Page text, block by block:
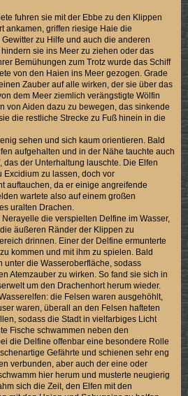
fuhren sie mit der Ebbe zu den Klippen
ankamen, griffen riesige Haie die
zu Hilfe und auch die anderen
sie ins Meer zu ziehen oder das
Bemühungen zum Trotz wurde das Schiff
von den Haien ins Meer gezogen. Grade
Zauber auf alle wirken, der sie über das
dem Meer ziemlich verängstigte Wölfin
von Aiden dazu zu bewegen, das sinkende
die restliche Strecke zu Fuß hinein in die
sehen und sich kaum orientieren. Bald
aufgehalten und in der Nähe tauchte auch
der Unterhaltung lauschte. Die Elfen
zu lassen, doch vor
auftauchen, da er einige angreifende
wartete also auf einem großen
uralten Drachen.
die verspielten Delfine im Wasser,
äußeren Ränder der Klippen zu
drinnen. Einer der Delfine ermunterte
kommen und mit ihm zu spielen. Bald
unter die Wasseroberfläche, sodass
Atemzauber zu wirken. So fand sie sich in
um den Drachenhort herum wieder.
die Felsen waren ausgehöhlt,
waren, überall an den Felsen hafteten
sodass die Stadt in vielfarbiges Licht
Fische schwammen neben den
die Delfine offenbar eine besondere Rolle
Gefährte und schienen sehr eng
verbunden, aber auch der eine oder
hier herum und musterte neugierig
sich die Zeit, den Elfen mit den